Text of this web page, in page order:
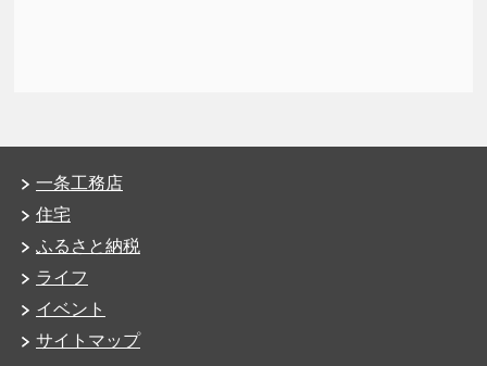
一条工務店
住宅
ふるさと納税
ライフ
イベント
サイトマップ